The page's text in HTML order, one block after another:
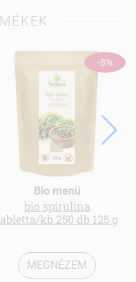
-8%
Bio menü
bio spirulina
kb.250 db 125 g
MEGNÉZEM